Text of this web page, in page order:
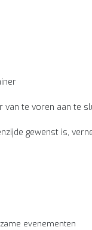
van te voren aan te
gewenst is,
evenementen